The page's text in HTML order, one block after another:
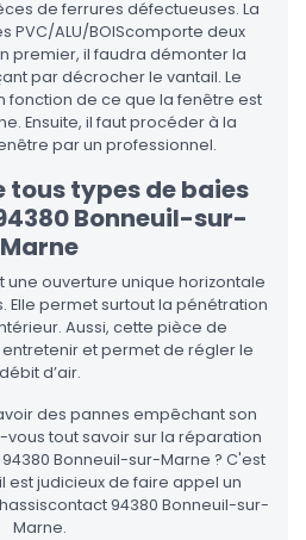
de ferrures défectueuses. La
PVC/ALU/BOIScomporte deux
premier, il faudra démonter la
par décrocher le vantail. Le
fonction de ce que la fenêtre est
Ensuite, il faut procéder à la
par un professionnel.
tous types de baies
Bonneuil-sur-
Marne
une ouverture unique horizontale
Elle permet surtout la pénétration
Aussi, cette pièce de
entretenir et permet de régler le
débit d’air.
des pannes empêchant son
tout savoir sur la réparation
Bonneuil-sur-Marne ? C'est
est judicieux de faire appel un
94380 Bonneuil-sur-
Marne.